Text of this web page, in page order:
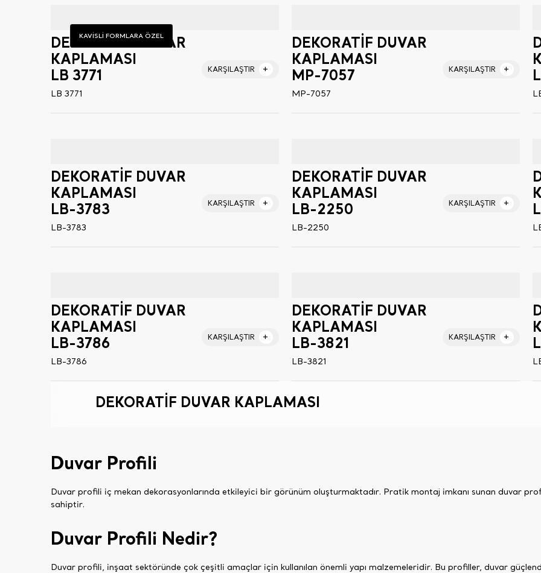
KAVİSLİ FORMLARA ÖZEL
DEKORATİF DUVAR
KAPLAMASI
LB 3771
LB 3771
KARŞILAŞTIR
DEKORATİF DUVAR
KAPLAMASI
MP-7057
MP-7057
KARŞILAŞTIR
DEKORATİF DUVAR
KAPLAMASI
LB-3783
LB-3783
KARŞILAŞTIR
DEKORATİF DUVAR
KAPLAMASI
LB-2250
LB-2250
KARŞILAŞTIR
DEKORATİF DUVAR
KAPLAMASI
LB-3786
LB-3786
KARŞILAŞTIR
DEKORATİF DUVAR
KAPLAMASI
LB-3821
LB-3821
KARŞILAŞTIR
DEKORATİF DUVAR KAPLAMASI
Duvar Profili
Duvar profili iç mekan dekorasyonlarında etkileyici bir görünüm oluşturmaktadır. Pratik montaj imkanı sunan duvar
sahiptir.
Duvar Profili Nedir?
Duvar profili, inşaat sektöründe çok çeşitli amaçlar için kullanılan önemli yapı malzemeleridir. Bu profiller, duvar